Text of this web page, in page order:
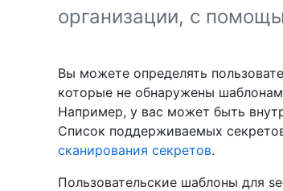
организации, с
Вы можете определять
которые не обнаружены
Например, у вас может быть
Список поддерживаемых
сканирования секретов.
Пользовательские шаблоны для